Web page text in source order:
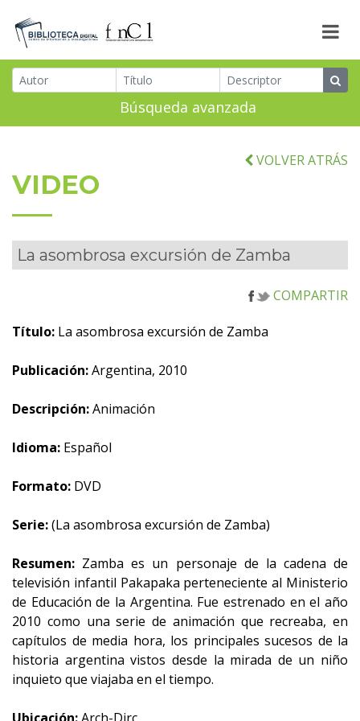
Búsqueda avanzada
VOLVER ATRÁS
VIDEO
La asombrosa excursión de Zamba
COMPARTIR
Título: La asombrosa excursión de Zamba
Publicación:Argentina, 2010
Descripción:Animación
Idioma: Español
Formato: DVD
Serie:(La asombrosa excursión de Zamba)
Resumen: Zamba es un personaje de la cadena de
televisión infantil Pakapaka perteneciente al Ministerio
de Educación de la Argentina. Fue estrenado en el año
2010 como una serie de animación que recreaba, en
capítulos de media hora, los principales sucesos de la
historia argentina vistos desde la mirada de un niño
inquieto que viajaba en el tiempo.